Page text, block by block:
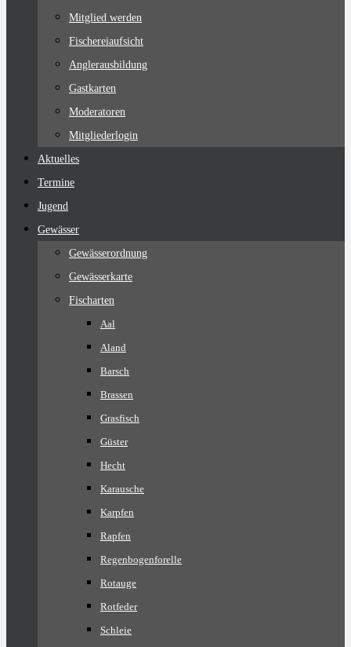
Mitglied werden
Fischereiaufsicht
Anglerausbildung
Gastkarten
Moderatoren
Mitgliederlogin
Aktuelles
Termine
Jugend
Gewässer
Gewässerordnung
Gewässerkarte
Fischarten
Aal
Aland
Barsch
Brassen
Grasfisch
Güster
Hecht
Karausche
Karpfen
Rapfen
Regenbogenforelle
Rotauge
Rotfeder
Schleie